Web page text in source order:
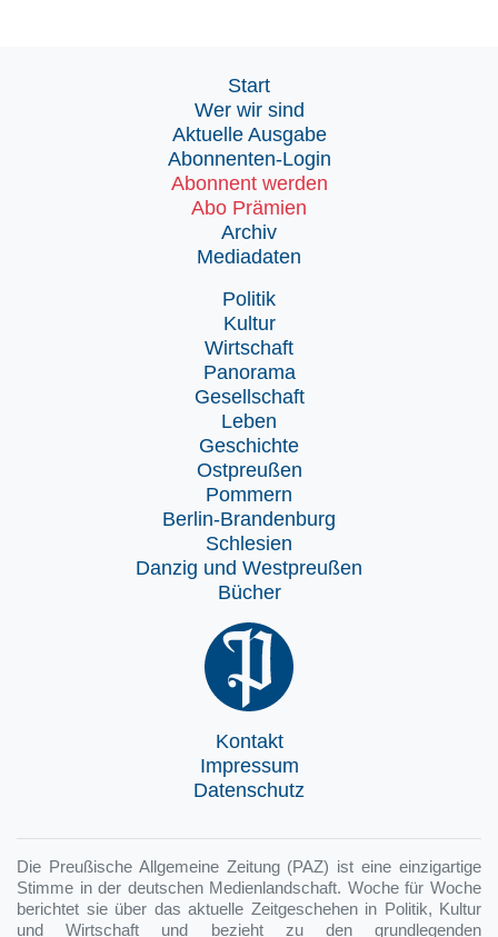
Start
Wer wir sind
Aktuelle Ausgabe
Abonnenten-Login
Abonnent werden
Abo Prämien
Archiv
Mediadaten
Politik
Kultur
Wirtschaft
Panorama
Gesellschaft
Leben
Geschichte
Ostpreußen
Pommern
Berlin-Brandenburg
Schlesien
Danzig und Westpreußen
Bücher
Kontakt
Impressum
Datenschutz
Die Preußische Allgemeine Zeitung (PAZ) ist eine einzigartige
Stimme in der deutschen Medienlandschaft. Woche für Woche
berichtet sie über das aktuelle Zeitgeschehen in Politik, Kultur
und Wirtschaft und bezieht zu den grundlegenden